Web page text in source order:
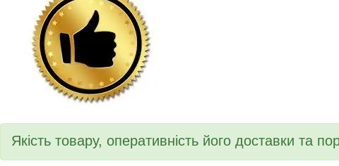
Якість товару, оперативність його доставки та